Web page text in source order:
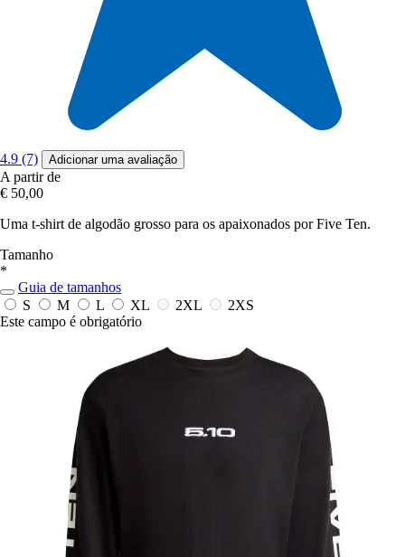
4.9 (7) Adicionar uma avaliação
A partir de
€ 50,00
Uma t-shirt de algodão grosso para os apaixonados por Five Ten.
Tamanho
*
Guia de tamanhos
S
M L XL 2XL
2XS
Este campo é obrigatório